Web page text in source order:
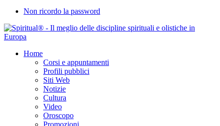
Non ricordo la password
Home
Corsi e appuntamenti
Profili pubblici
Siti Web
Notizie
Cultura
Video
Oroscopo
Promozioni